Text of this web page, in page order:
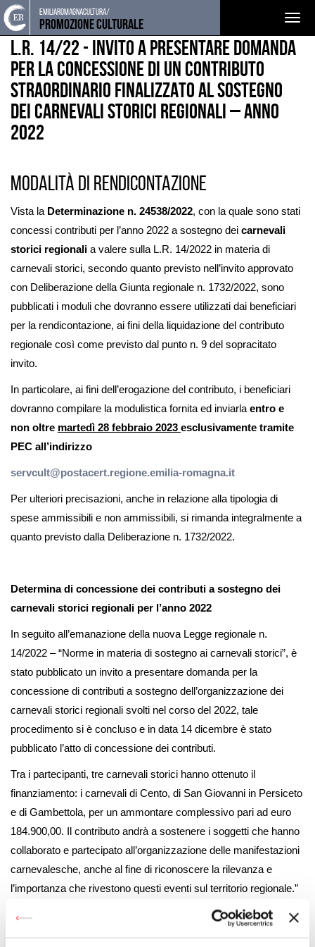
Torna
alla
home
Cerca
nel
sito
Salta
ai
contenuti
Salta
al
menu
principale
emiliaromagnacultura/
Promozione Culturale
FINANZIAMENTI BANDI
L.R. 14/22 - INVITO A PRESENTARE DOMANDA
PER LA CONCESSIONE DI UN CONTRIBUTO
STRAORDINARIO FINALIZZATO AL SOSTEGNO
DEI CARNEVALI STORICI REGIONALI – ANNO
2022
Modalità di rendicontazione
Vista la Determinazione n. 24538/2022, con la quale sono stati
concessi contributi per l’anno 2022 a sostegno dei carnevali
storici regionali a valere sulla L.R. 14/2022 in materia di
carnevali storici, secondo quanto previsto nell’invito approvato
con Deliberazione della Giunta regionale n. 1732/2022, sono
pubblicati i moduli che dovranno essere utilizzati dai beneficiari
per la rendicontazione, ai fini della liquidazione del contributo
regionale così come previsto dal punto n. 9 del sopracitato
invito.
In particolare, ai fini dell’erogazione del contributo, i beneficiari
dovranno compilare la modulistica fornita ed inviarla entro e
non oltre martedì 28 febbraio 2023 esclusivamente tramite
PEC all’indirizzo
servcult@postacert.regione.emilia-romagna.it
Per ulteriori precisazioni, anche in relazione alla tipologia di
spese ammissibili e non ammissibili, si rimanda integralmente a
quanto previsto dalla Deliberazione n. 1732/2022.
Determina di concessione dei contributi a sostegno dei
carnevali storici regionali per l’anno 2022
In seguito all’emanazione della nuova Legge regionale n.
14/2022 – “Norme in materia di sostegno ai carnevali storici”, è
stato pubblicato un invito a presentare domanda per la
concessione di contributi a sostegno dell’organizzazione dei
carnevali storici regionali svolti nel corso del 2022, tale
procedimento si è concluso e in data 14 dicembre è stato
pubblicato l’atto di concessione dei contributi.
Tra i partecipanti, tre carnevali storici hanno ottenuto il
finanziamento: i carnevali di Cento, di San Giovanni in Persiceto
e di Gambettola, per un ammontare complessivo pari ad euro
184.900,00. Il contributo andrà a sostenere i soggetti che hanno
collaborato e partecipato all’organizzazione delle manifestazioni
carnevalesche, anche al fine di riconoscere la rilevanza e
l’importanza che rivestono questi eventi sul territorio regionale.”